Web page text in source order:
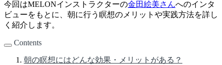
今回はMELONインストラクターの金田絵美さんへのインタ
ビューをもとに、朝に行う瞑想のメリットや実践方法を詳し
く紹介します。
Contents
朝の瞑想にはどんな効果・メリットがある？